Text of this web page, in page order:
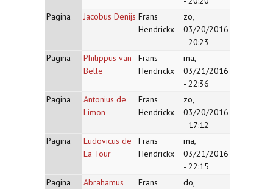
Pagina
Jacobus Denijs Frans
Hendrickx
zo,
03/20/2016
- 20:23
Pagina
Philippus van
Belle
Frans
Hendrickx
ma,
03/21/2016
- 22:36
Pagina
Antonius de
Limon
Frans
Hendrickx
zo,
03/20/2016
- 17:12
Pagina
Ludovicus de
La Tour
Frans
Hendrickx
ma,
03/21/2016
- 22:15
Pagina
Abrahamus
Frans
do,